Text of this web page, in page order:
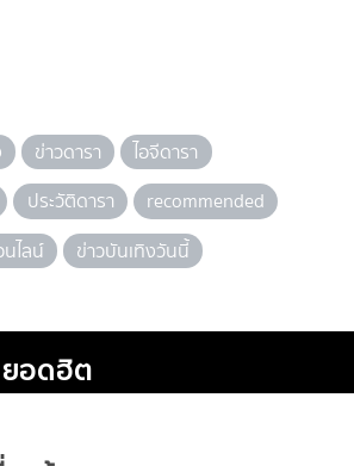
ข่าวดารา
ไอจีดารา
ประวัติดารา
recommended
ไลน์ ข่าวบันเทิงวันนี้
ยอดฮิต